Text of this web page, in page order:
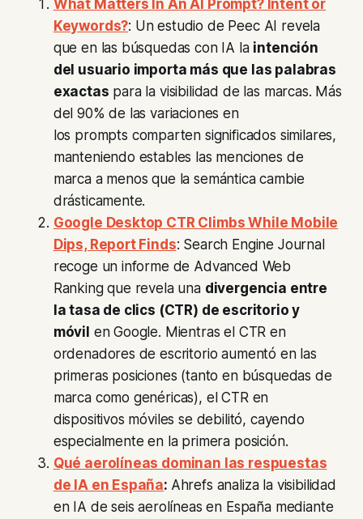
What Matters In An AI Prompt? Intent or
Keywords?: Un estudio de Peec AI revela
que en las búsquedas con IA la intención
del usuario importa más que las palabras
exactas para la visibilidad de las marcas. Más
del 90% de las variaciones en
los prompts comparten significados similares,
manteniendo estables las menciones de
marca a menos que la semántica cambie
drásticamente.
Google Desktop CTR Climbs While Mobile
Dips, Report Finds: Search Engine Journal
recoge un informe de Advanced Web
Ranking que revela una divergencia entre
la tasa de clics (CTR) de escritorio y
móvil en Google. Mientras el CTR en
ordenadores de escritorio aumentó en las
primeras posiciones (tanto en búsquedas de
marca como genéricas), el CTR en
dispositivos móviles se debilitó, cayendo
especialmente en la primera posición.
Qué aerolíneas dominan las respuestas
de IA en España: Ahrefs analiza la visibilidad
en IA de seis aerolíneas en España mediante